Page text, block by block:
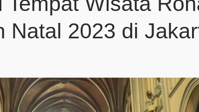
Natal 2023 di